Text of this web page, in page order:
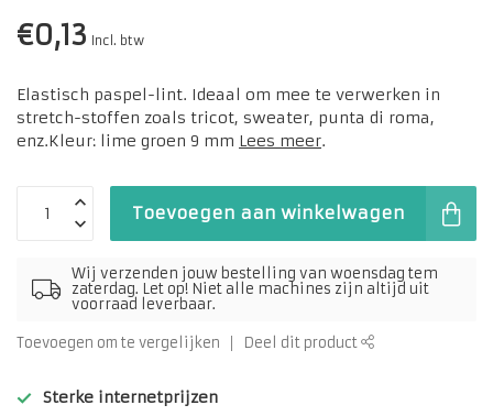
€0,13 Incl. btw
Elastisch paspel-lint. Ideaal om mee te verwerken in
stretch-stoffen zoals tricot, sweater, punta di roma,
enz.Kleur: lime groen 9 mm Lees meer.
Toevoegen aan winkelwagen
Wij verzenden jouw bestelling van woensdag tem
zaterdag. Let op! Niet alle machines zijn altijd uit
voorraad leverbaar.
Toevoegen om te vergelijken Deel dit product
Sterke internetprijzen